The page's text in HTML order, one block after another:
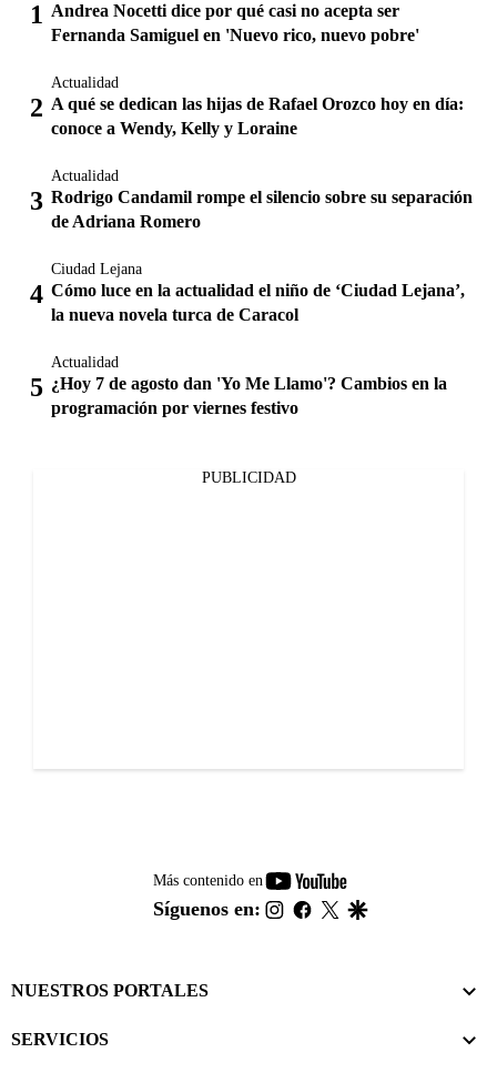
Andrea Nocetti dice por qué casi no acepta ser
Fernanda Samiguel en 'Nuevo rico, nuevo pobre'
Actualidad
A qué se dedican las hijas de Rafael Orozco hoy en día:
conoce a Wendy, Kelly y Loraine
Actualidad
Rodrigo Candamil rompe el silencio sobre su separación
de Adriana Romero
Ciudad Lejana
Cómo luce en la actualidad el niño de ‘Ciudad Lejana’,
la nueva novela turca de Caracol
Actualidad
¿Hoy 7 de agosto dan 'Yo Me Llamo'? Cambios en la
programación por viernes festivo
PUBLICIDAD
Más contenido en
youtube-
footer
Síguenos en: instagram
facebook
twitter
NUESTROS PORTALES
SERVICIOS